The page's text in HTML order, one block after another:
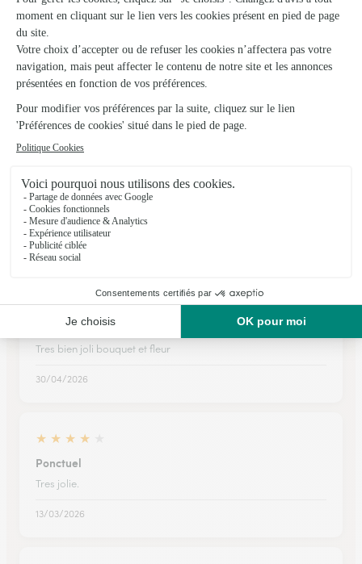
Au Jardin de Manon
Scey Sur Saone et St Albin
★★ ★ ★
4.7 (20)
7, rue Armand Paulmard
Voir la boutique
Ils ont fait livrer des fleurs ou une plante à
★ ★ ★ ★ ★
PARFAIT
Tres bien joli bouquet et fleur
30/04/2026
★ ★ ★ ★
Ponctuel
Tres jolie.
13/03/2026